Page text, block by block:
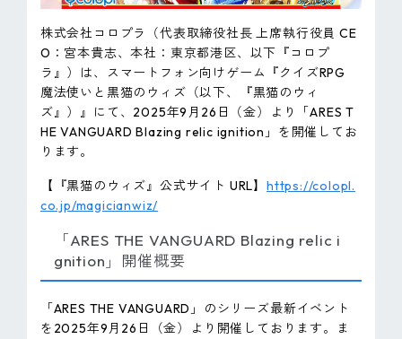
株式会社コロプラ（代表取締役社長 上席執行役員 CE
O：宮本貴志、本社：東京都港区、以下『コロプ
ラ』）は、スマートフォン向けゲーム『クイズRPG
魔法使いと黒猫のウィズ（以下、『黒猫のウィ
ズ』）』にて、2025年9月26日（金）より「ARES T
HE VANGUARD Blazing relic ignition」を開催してお
ります。
【『黒猫のウィズ』公式サイト URL】https://colopl.
co.jp/magicianwiz/
「ARES THE VANGUARD Blazing relic i
gnition」開催概要
「ARES THE VANGUARD」のシリーズ最新イベント
を2025年9月26日（金）より開催しております。ま